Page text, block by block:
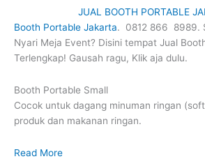
JUAL BOOTH PORTABLE
Booth Portable Jakarta. 0812 866 8989.
Nyari Meja Event? Disini tempat Jual
Terlengkap! Gausah ragu, Klik aja dulu.
Booth Portable Small
Cocok untuk dagang minuman ringan
produk dan makanan ringan.
Read More